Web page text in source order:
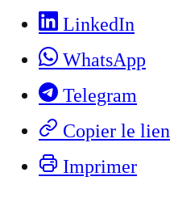
LinkedIn
WhatsApp
Telegram
Copier le lien
Imprimer